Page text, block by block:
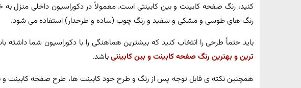
کنید، رنگ صفحه کابینت و بین کابینتی است. معمولاً در دکوراسیون داخلی منزل
رنگ های طوسی و مشکی و سفید و رنگ چوب (ساده و طرح‫دار) استفاده می شود.
باید حتماً طرحی را انتخاب کنید که بیشترین هماهنگی را با دکوراسیون شما داشته
ترین و بهترین رنگ صفحه کابینت و بین کابینتیباشد.
همچنین نکته ی قابل توجه پس از رنگ و طرح خود کابینت ها، طرح صفحه کابینت و